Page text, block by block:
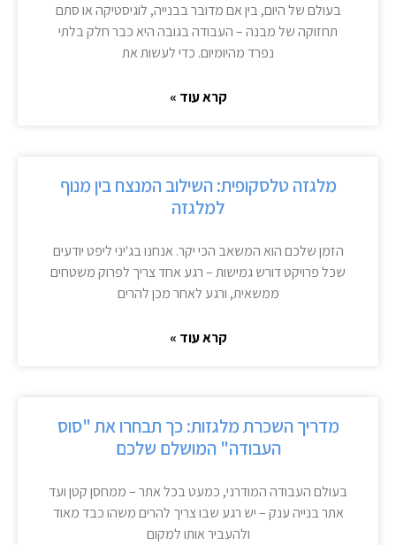
בעולם של היום, בין אם מדובר בבנייה, לוגיסטיקה או סתם
תחזוקה של מבנה – העבודה בגובה היא כבר חלק בלתי
נפרד מהיומיום. כדי לעשות את
קרא עוד »
מלגזה טלסקופית: השילוב המנצח בין מנוף
למלגזה
הזמן שלכם הוא המשאב הכי יקר. אנחנו בג'יני ליפט יודעים
שכל פרויקט דורש גמישות – רגע אחד צריך לפרוק משטחים
ממשאית, ורגע לאחר מכן להרים
קרא עוד »
מדריך השכרת מלגזות: כך תבחרו את "סוס
העבודה" המושלם שלכם
בעולם העבודה המודרני, כמעט בכל אתר – ממחסן קטן ועד
אתר בנייה ענק – יש רגע שבו צריך להרים משהו כבד מאוד
ולהעביר אותו למקום